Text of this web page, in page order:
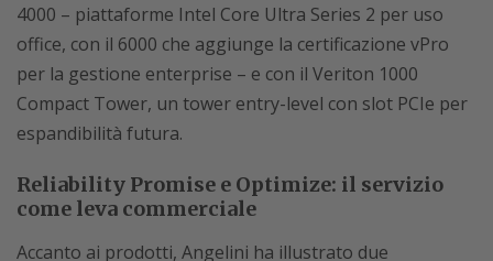
4000 – piattaforme Intel Core Ultra Series 2 per uso
office, con il 6000 che aggiunge la certificazione vPro
per la gestione enterprise – e con il Veriton 1000
Compact Tower, un tower entry-level con slot PCIe per
espandibilità futura.
Reliability Promise e Optimize: il servizio
come leva commerciale
Accanto ai prodotti, Angelini ha illustrato due